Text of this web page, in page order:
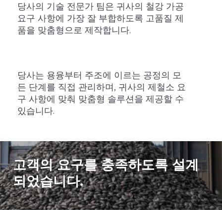
당사의 기술 전문가 팀은 귀사의 철강 가공
요구 사항에 가장 잘 부합하도록 고품질 제
품을 맞춤형으로 제작합니다.
당사는 용융부터 주조에 이르는 공정의 모
든 단계를 직접 관리하며, 귀사의 제철소 요
구 사항에 맞춰 맞춤형 솔루션을 제공할 수
있습니다.
고객의 요구를 충족하도록 설계
되었습니다.